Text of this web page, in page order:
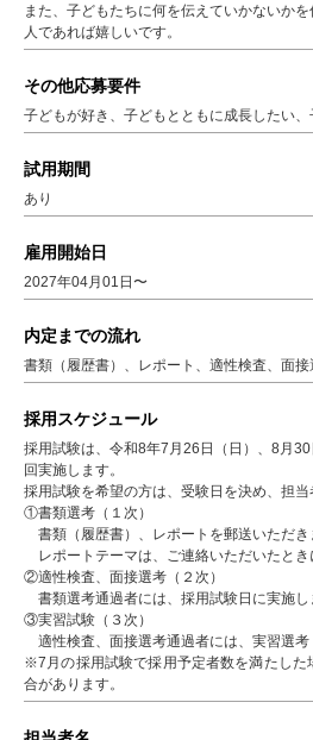
また、子どもたちに何を伝えていかないか
人であれば嬉しいです。
その他応募要件
子どもが好き、子どもとともに成長したい
試用期間
あり
雇用開始日
2027年04月01日〜
内定までの流れ
書類（履歴書）、レポート、適性検査、面
採用スケジュール
採用試験は、令和8年7月26日（日）、8月
回実施します。
採用試験を希望の方は、受験日を決め、担当
①書類選考（１次）
書類（履歴書）、レポートを郵送いただき
レポートテーマは、ご連絡いただいたとき
②適性検査、面接選考（２次）
書類選考通過者には、採用試験日に実施し
③実習試験（３次）
適性検査、面接選考通過者には、実習選考
※7月の採用試験で採用予定者数を満たした
合があります。